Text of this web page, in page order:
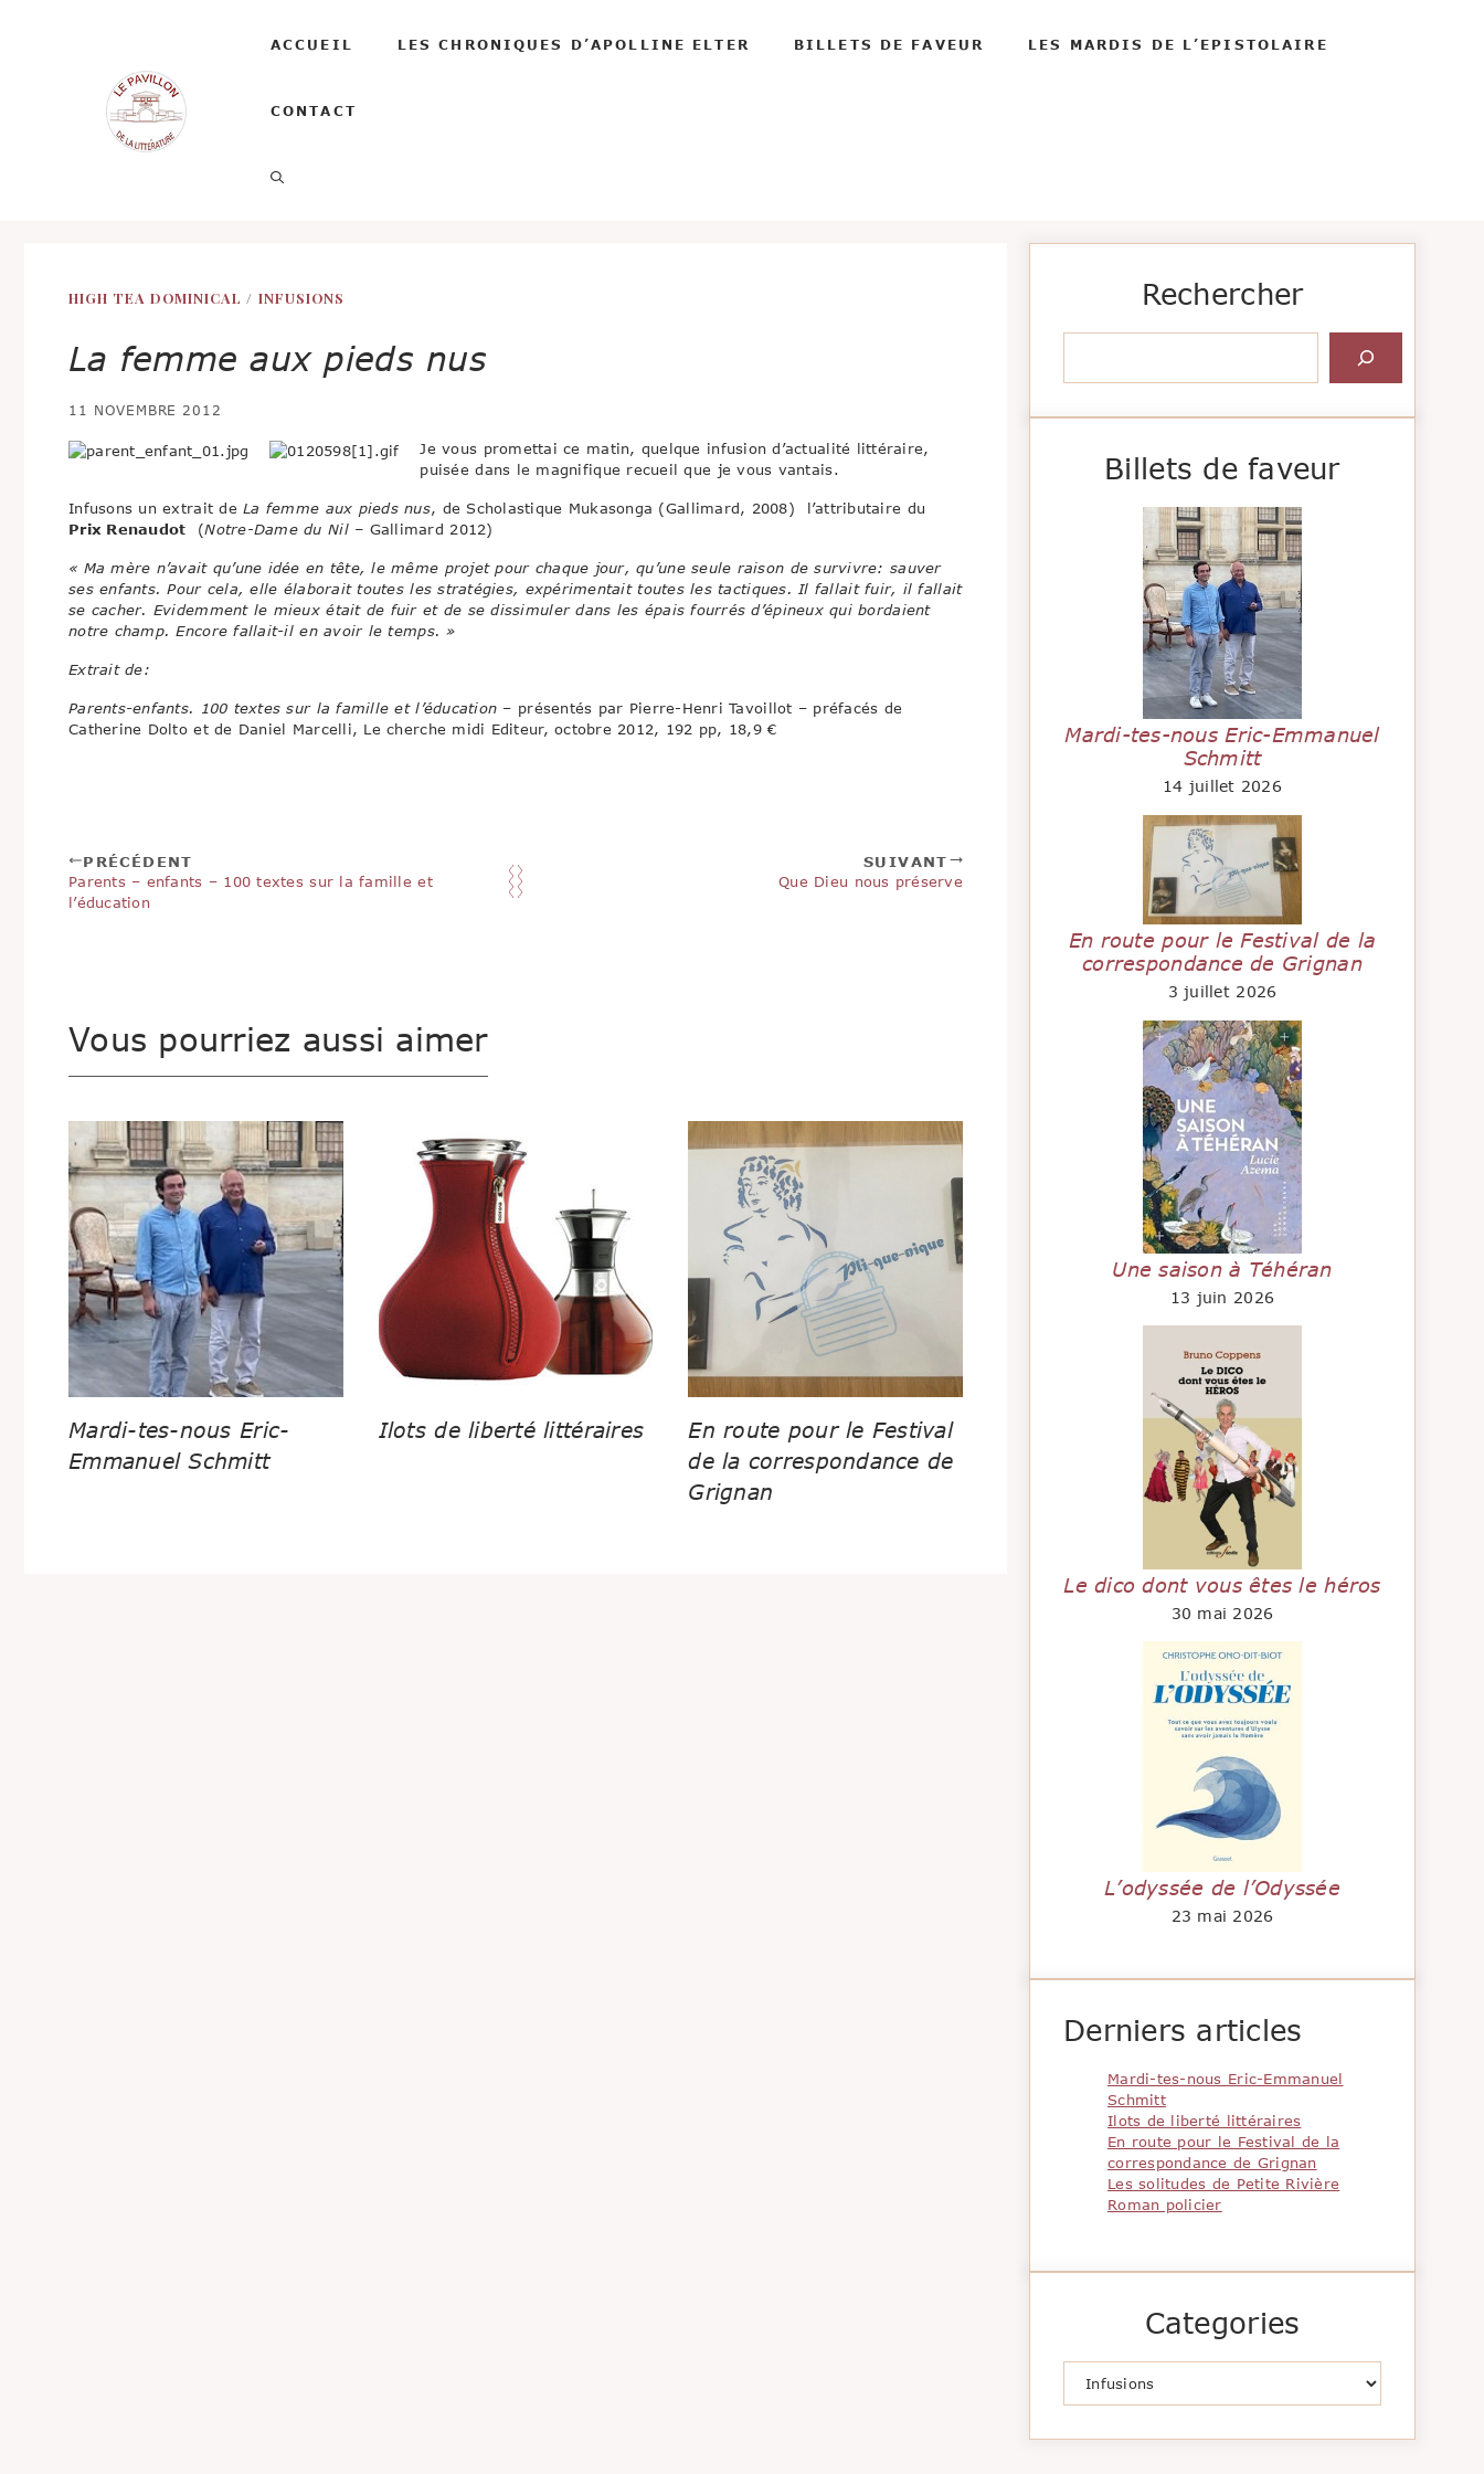
ACCUEIL LES CHRONIQUES D’APOLLINE ELTER BILLETS DE FAVEUR LES MARDIS DE L’EPISTOLAIRE
CONTACT
HIGH TEA DOMINICAL / INFUSIONS
La femme aux pieds nus
11 NOVEMBRE 2012
Je vous promettai ce matin, quelque infusion d’actualité littéraire,
puisée dans le magnifique recueil que je vous vantais.
Infusons un extrait de La femme aux pieds nus, de Scholastique Mukasonga (Gallimard, 2008) l’attributaire du
Prix Renaudot (Notre-Dame du Nil – Gallimard 2012)
« Ma mère n’avait qu’une idée en tête, le même projet pour chaque jour, qu’une seule raison de survivre: sauver
ses enfants. Pour cela, elle élaborait toutes les stratégies, expérimentait toutes les tactiques. Il fallait fuir, il fallait
se cacher. Evidemment le mieux était de fuir et de se dissimuler dans les épais fourrés d’épineux qui bordaient
notre champ. Encore fallait-il en avoir le temps. »
Extrait de:
Parents-enfants. 100 textes sur la famille et l’éducation – présentés par Pierre-Henri Tavoillot – préfacés de
Catherine Dolto et de Daniel Marcelli, Le cherche midi Editeur, octobre 2012, 192 pp, 18,9 €
PRÉCÉDENT
Parents – enfants – 100 textes sur la famille et
l’éducation
SUIVANT
Que Dieu nous préserve
Vous pourriez aussi aimer
Mardi-tes-nous Eric-
Emmanuel Schmitt
Ilots de liberté littéraires
En route pour le Festival
de la correspondance de
Grignan
Rechercher
Billets de faveur
Mardi-tes-nous Eric-Emmanuel
Schmitt
14 juillet 2026
En route pour le Festival de la
correspondance de Grignan
3 juillet 2026
Une saison à Téhéran
13 juin 2026
Le dico dont vous êtes le héros
30 mai 2026
L’odyssée de l’Odyssée
23 mai 2026
Derniers articles
Mardi-tes-nous Eric-Emmanuel
Schmitt
Ilots de liberté littéraires
En route pour le Festival de la
correspondance de Grignan
Les solitudes de Petite Rivière
Roman policier
Categories